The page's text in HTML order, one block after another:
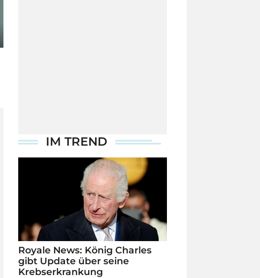
IM TREND
Royale News: König Charles
gibt Update über seine
Krebserkrankung